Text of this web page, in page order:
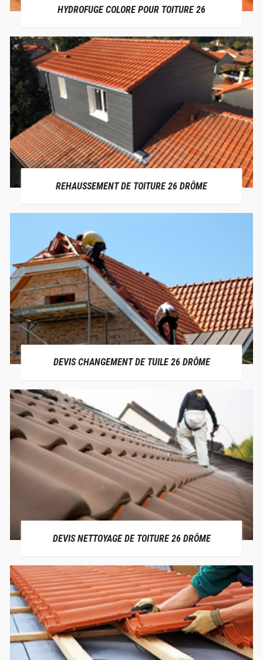
HYDROFUGE COLORE POUR TOITURE 26
REHAUSSEMENT DE TOITURE 26 DRÔME
DEVIS CHANGEMENT DE TUILE 26 DRÔME
DEVIS NETTOYAGE DE TOITURE 26 DRÔME